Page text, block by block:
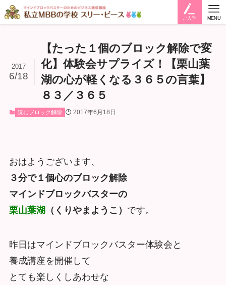
ご入学 MENU
【たった１個のブロック解除で変
化】体験会サプライズ！【栗山葉
湖の心が軽くなる３６５の言葉】
８３／３６５
2017
6/18
読むブロック解除 2017年6月18日
おはようございます、
３分で１個心のブロック解除
マインドブロックバスターの
栗山葉湖 （くりやまようこ） です。
昨日はマインドブロックバスター体験会と
養成講座を開催して
とても楽しくしあわせな